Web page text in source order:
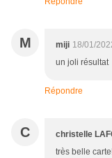
M miji 18/01/
un joli résultat
Répondre
C christelle
très belle